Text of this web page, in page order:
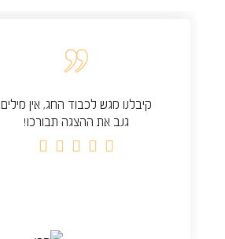
קיבלנו מגש לכבוד החג, אין מילים
גנב את ההצגה תבורכו!




